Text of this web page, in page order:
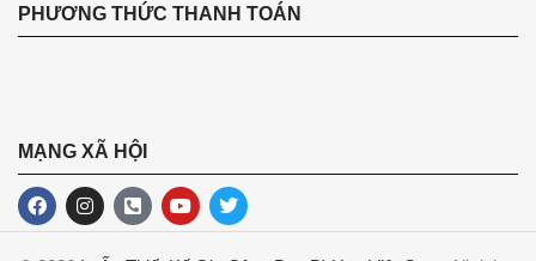
PHƯƠNG THỨC THANH TOÁN
MẠNG XÃ HỘI